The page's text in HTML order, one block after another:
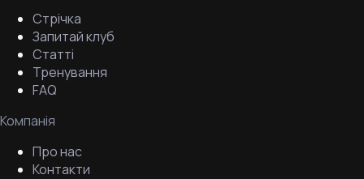
Стрічка
Запитай клуб
Статті
Тренування
FAQ
Компанія
Про нас
Контакти